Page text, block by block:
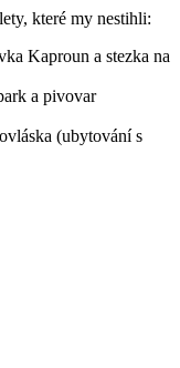
které my nestihli:
Kaproun a stezka na
a pivovar
(ubytování s